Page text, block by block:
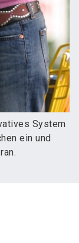
System
ein und